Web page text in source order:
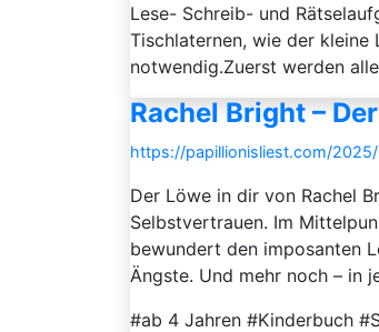
Lese- Schreib- und
Tischlaternen, wie der
notwendig.Zuerst werden
Rachel Bright –
https://papillionisliest.com/
Der Löwe in dir von Rachel
Selbstvertrauen. Im
bewundert den imposanten
Ängste. Und mehr noch – in
#ab 4 Jahren #Kinderbuch